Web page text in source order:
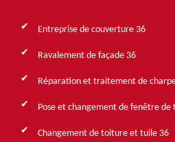
Entreprise de couverture 36
Ravalement de façade 36
Réparation et traitement de
Pose et changement de fenêtre de
Changement de toiture et tuile 36